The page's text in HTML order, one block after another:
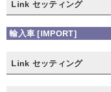
Link セッティング
輸入車 [IMPORT]
Link セッティング